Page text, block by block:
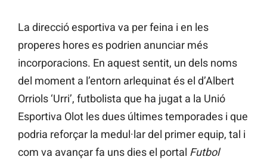
La direcció esportiva va per feina i en les
properes hores es podrien anunciar més
incorporacions. En aquest sentit, un dels noms
del moment a l’entorn arlequinat és el d’Albert
Orriols ‘Urri’, futbolista que ha jugat a la Unió
Esportiva Olot les dues últimes temporades i que
podria reforçar la medul·lar del primer equip, tal i
com va avançar fa uns dies el portal Futbol